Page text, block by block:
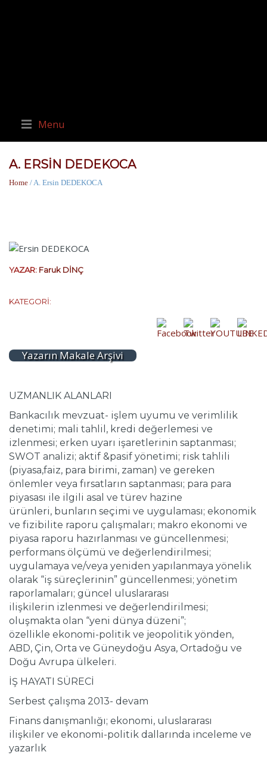
Menu
A. ERSIN DEDEKOCA
Home / A. Ersin DEDEKOCA
YAZAR: Faruk DİNÇ
KATEGORİ:
Yazarın Makale Arşivi
UZMANLIK ALANLARI
Bankacılık mevzuat- işlem uyumu ve verimlilik
denetimi; mali tahlil, kredi değerlemesi ve
izlenmesi; erken uyarı işaretlerinin saptanması;
SWOT analizi; aktif &pasif yönetimi; risk tahlili
(piyasa,faiz, para birimi, zaman) ve gereken
önlemler veya fırsatların saptanması; para para
piyasası ile ilgili asal ve türev hazine
ürünleri, bunların seçimi ve uygulaması; ekonomik
ve fizibilite raporu çalışmaları; makro ekonomi ve
piyasa raporu hazırlanması ve güncellenmesi;
performans ölçümü ve değerlendirilmesi;
uygulamaya ve/veya yeniden yapılanmaya yönelik
olarak “iş süreçlerinin” güncellenmesi; yönetim
raporlamaları; güncel uluslararası
ilişkilerin izlenmesi ve değerlendirilmesi;
oluşmakta olan “yeni dünya düzeni”;
özellikle ekonomi-politik ve jeopolitik yönden,
ABD, Çin, Orta ve Güneydoğu Asya, Ortadoğu ve
Doğu Avrupa ülkeleri.
İŞ HAYATI SÜRECİ
Serbest çalışma 2013- devam
Finans danışmanlığı; ekonomi, uluslararası
ilişkiler ve ekonomi-politik dallarında inceleme ve
yazarlık